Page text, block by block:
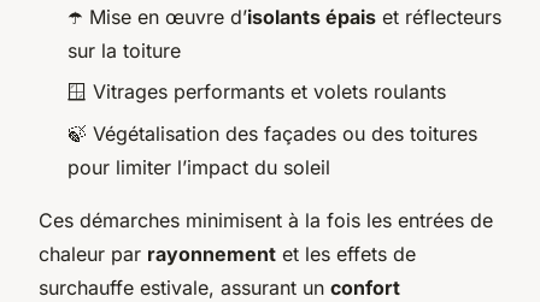
☂️ Mise en œuvre d’isolants épais et réflecteurs
sur la toiture
🪟 Vitrages performants et volets roulants
🍃 Végétalisation des façades ou des toitures
pour limiter l’impact du soleil
Ces démarches minimisent à la fois les entrées de
chaleur par rayonnement et les effets de
surchauffe estivale, assurant un confort